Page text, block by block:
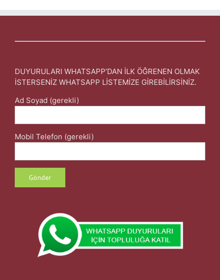
DUYURULARI WHATSAPP’DAN İLK ÖĞRENEN OLMAK
İSTERSENİZ WHATSAPP LİSTEMİZE GİREBİLİRSİNİZ.
Ad Soyad (gerekli)
Mobil Telefon (gerekli)